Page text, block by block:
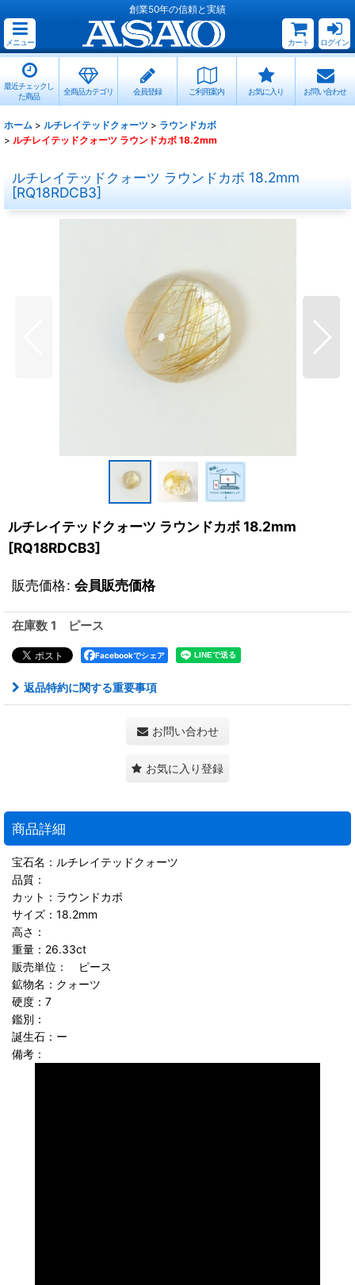
創業50年の信頼と実績
メニュー カート ログイン
最近チェックし
た商品
全商品カテゴリ 会員登録 ご利用案内 お気に入り お問い合わせ
ホーム > ルチレイテッドクォーツ > ラウンドカボ
> ルチレイテッドクォーツ ラウンドカボ 18.2mm
ルチレイテッドクォーツ ラウンドカボ 18.2mm
[RQ18RDCB3]
ルチレイテッドクォーツ ラウンドカボ 18.2mm
[RQ18RDCB3]
販売価格: 会員販売価格
在庫数 1 ピース
Facebookでシェア
返品特約に関する重要事項
お問い合わせ
お気に入り登録
商品詳細
宝石名：ルチレイテッドクォーツ
品質：
カット：ラウンドカボ
サイズ：18.2mm
高さ：
重量：26.33ct
販売単位： ピース
鉱物名：クォーツ
硬度：7
鑑別：
誕生石：ー
備考：